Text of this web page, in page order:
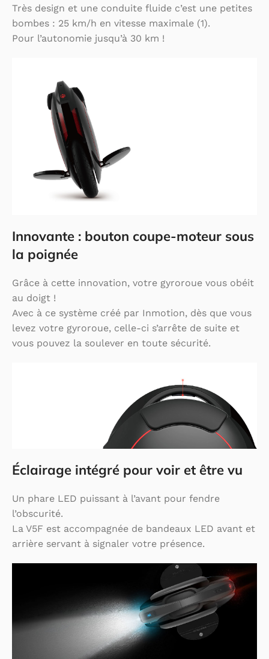
Très design et une conduite fluide c’est une petites
bombes : 25 km/h en vitesse maximale (1).
Pour l’autonomie jusqu’à 30 km !
Innovante : bouton coupe-moteur sous
la poignée
Grâce à cette innovation, votre gyroroue vous obéit
au doigt !
Avec à ce système créé par Inmotion, dès que vous
levez votre gyroroue, celle-ci s’arrête de suite et
vous pouvez la soulever en toute sécurité.
Éclairage intégré pour voir et être vu
Un phare LED puissant à l’avant pour fendre
l’obscurité.
La V5F est accompagnée de bandeaux LED avant et
arrière servant à signaler votre présence.